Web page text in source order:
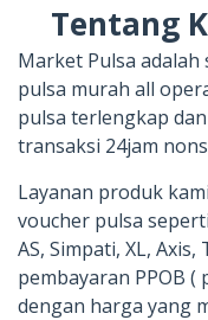
Tentang
Market Pulsa
pulsa murah all
pulsa terlengkap
transaksi 24jam
Layanan produk
voucher pulsa
AS, Simpati, XL,
pembayaran PPOB
dengan harga yang